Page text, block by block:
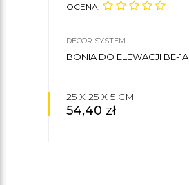
OCENA:
DECOR SYSTEM
BONIA DO ELEWACJI BE-1A
25 X 25 X 5 CM
54,40 zł